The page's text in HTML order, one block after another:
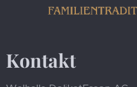
Kontakt